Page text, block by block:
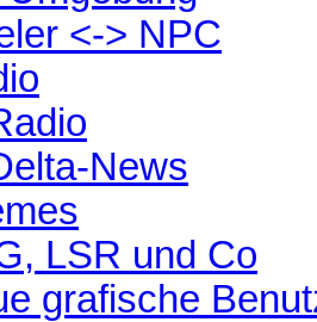
<-> NPC
News
LSR und Co
grafische